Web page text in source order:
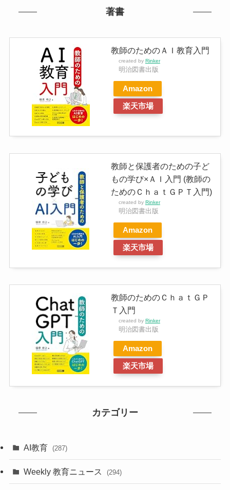
著書
教師のためのＡＩ教育入門
created by Rinker
明治図書出版
Amazon
楽天市場
教師と保護者のための子ど
もの学び×ＡＩ入門 (教師の
ためのＣｈａｔＧＰＴ入門)
created by Rinker
明治図書出版
Amazon
楽天市場
教師のためのＣｈａｔＧＰ
Ｔ入門
created by Rinker
明治図書出版
Amazon
楽天市場
カテゴリー
AI教育 (287)
Weekly 教育ニュース (294)